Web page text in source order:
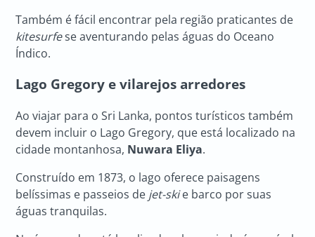
Também é fácil encontrar pela região praticantes de
kitesurfese aventurando pelas águas do Oceano
Índico.
Lago Gregory e vilarejos arredores
Ao viajar para o Sri Lanka, pontos turísticos também
devem incluir o Lago Gregory, que está localizado na
cidade montanhosa, Nuwara Eliya.
Construído em 1873, o lago oferece paisagens
belíssimas e passeios de jet-skie barco por suas
águas tranquilas.